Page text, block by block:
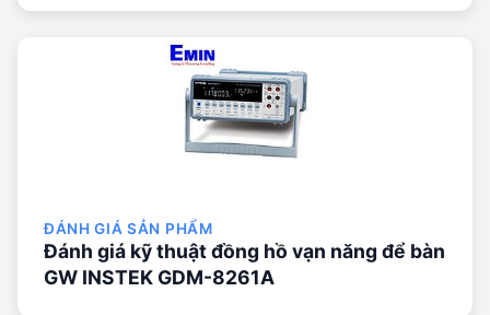
ĐÁNH GIÁ SẢN PHẨM
Đánh giá kỹ thuật đồng hồ vạn năng để bàn
GW INSTEK GDM-8261A